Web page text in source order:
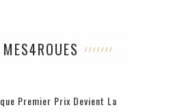
MES4ROUES
Premier Prix Devient La